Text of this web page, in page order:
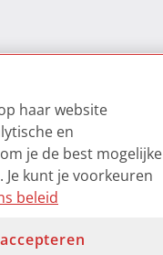
haar website
en
je de best mogelijke
kunt je voorkeuren
beleid